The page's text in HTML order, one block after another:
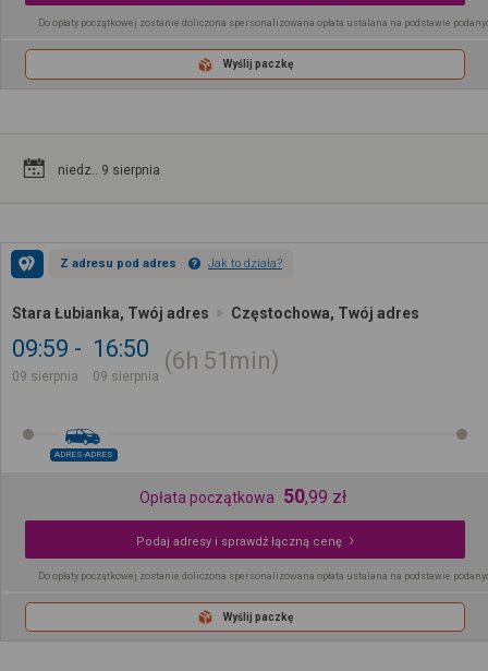
Do opłaty początkowej zostanie doliczona spersonalizowana opłata ustalana na podstawie
Wyślij paczkę
niedz.. 9 sierpnia
Z adresu pod adres Jak to działa?
Stara Łubianka, Twój adres Częstochowa, Twój adres
09:59
09 sierpnia
16:50
09 sierpnia
6h 51min
ADRES-ADRES
Opłata początkowa 50,99 zł
Podaj adresy i sprawdź łączną cenę
Do opłaty początkowej zostanie doliczona spersonalizowana opłata ustalana na podstawie
Wyślij paczkę